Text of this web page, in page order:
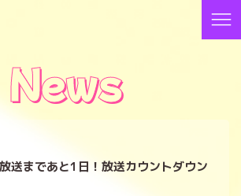
News
送まであと1日！放送カウントダウン